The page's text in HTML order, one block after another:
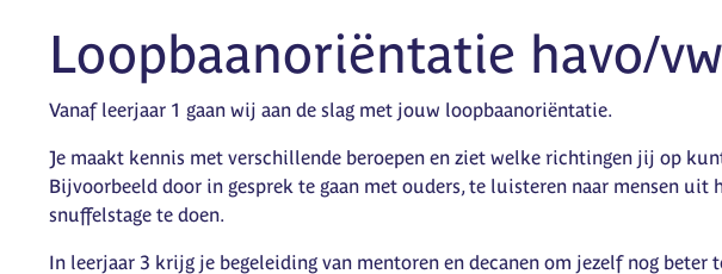
Loopbaanoriëntatie havo/
Vanaf leerjaar 1 gaan wij aan de slag met jouw loopbaanoriëntatie.
Je maakt kennis met verschillende beroepen en ziet welke richtingen jij op
Bijvoorbeeld door in gesprek te gaan met ouders, te luisteren naar mensen uit
snuffelstage te doen.
In leerjaar 3 krijg je begeleiding van mentoren en decanen om jezelf nog beter